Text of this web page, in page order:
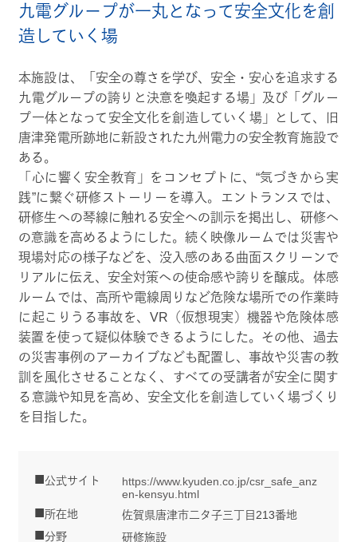
九電グループが一丸となって安全文化を創
造していく場
本施設は、「安全の尊さを学び、安全・安心を追求する
九電グループの誇りと決意を喚起する場」及び「グルー
プ一体となって安全文化を創造していく場」として、旧
唐津発電所跡地に新設された九州電力の安全教育施設で
ある。
「心に響く安全教育」をコンセプトに、“気づきから実
践”に繋ぐ研修ストーリーを導入。エントランスでは、
研修生への琴線に触れる安全への訓示を掲出し、研修へ
の意識を高めるようにした。続く映像ルームでは災害や
現場対応の様子などを、没入感のある曲面スクリーンで
リアルに伝え、安全対策への使命感や誇りを醸成。体感
ルームでは、高所や電線周りなど危険な場所での作業時
に起こりうる事故を、VR（仮想現実）機器や危険体感
装置を使って疑似体験できるようにした。その他、過去
の災害事例のアーカイブなども配置し、事故や災害の教
訓を風化させることなく、すべての受講者が安全に関す
る意識や知見を高め、安全文化を創造していく場づくり
を目指した。
公式サイト
https://www.kyuden.co.jp/csr_safe_anz
en-kensyu.html
所在地
佐賀県唐津市二タ子三丁目213番地
分野
研修施設